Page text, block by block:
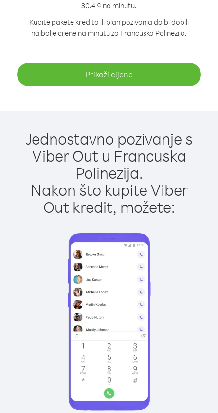
30.4 ¢ na minutu.
Kupite pakete kredita ili plan pozivanja da bi dobili
najbolje cijene na minutu za Francuska Polinezija.
Prikaži cijene
Jednostavno pozivanje s
Viber Out u Francuska
Polinezija.
Nakon što kupite Viber
Out kredit, možete: